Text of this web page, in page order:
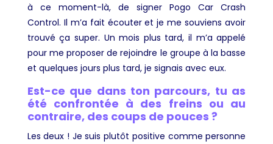
à ce moment-là, de signer Pogo Car Crash
Control. Il m’a fait écouter et je me souviens avoir
trouvé ça super. Un mois plus tard, il m’a appelé
pour me proposer de rejoindre le groupe à la basse
et quelques jours plus tard, je signais avec eux.
Est-ce que dans ton parcours, tu as
été confrontée à des freins ou au
contraire, des coups de pouces ?
Les deux ! Je suis plutôt positive comme personne